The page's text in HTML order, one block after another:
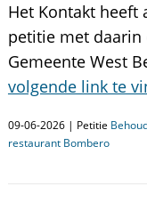
Het Kontakt heeft
petitie met daarin
Gemeente West
volgende link te
09-06-2026 | Petitie
restaurant Bombero